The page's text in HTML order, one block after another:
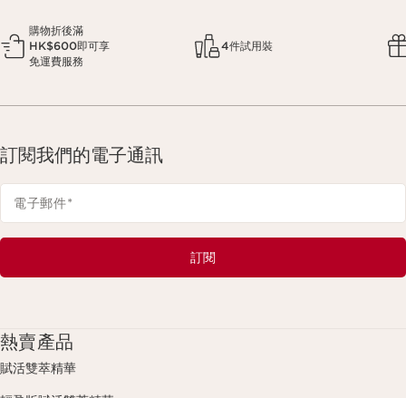
購物折後滿
HK$600即可享
免運費服務
4件試用裝
訂閱我們的電子通訊
電子郵件*
訂閱
熱賣產品
賦活雙萃精華